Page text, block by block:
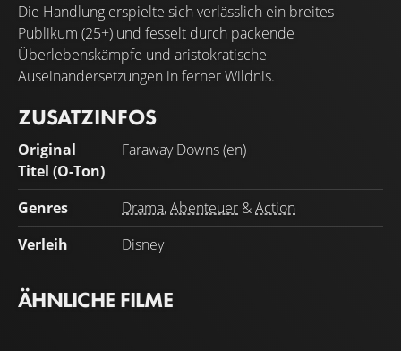
Die Handlung erspielte sich verlässlich ein breites
Publikum (25+) und fesselt durch packende
Überlebenskämpfe und aristokratische
Auseinandersetzungen in ferner Wildnis.
ZUSATZINFOS
Original
Titel (O-Ton)
Faraway Downs (en)
Genres Drama,Abenteuer &Action
Verleih
Disney
ÄHNLICHE FILME